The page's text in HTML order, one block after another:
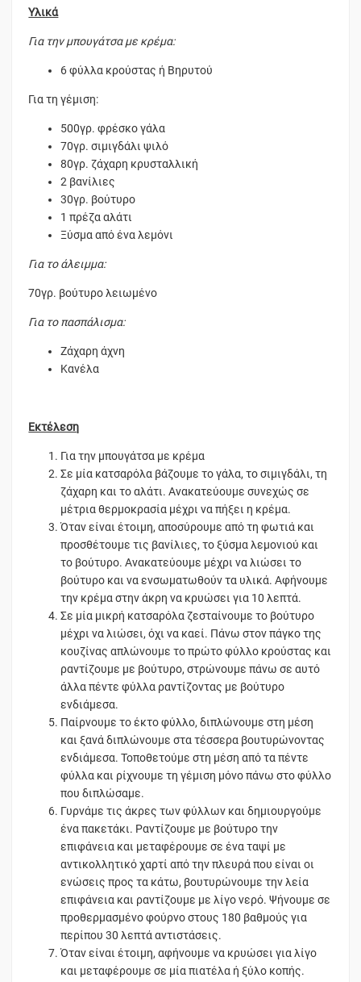
Υλικά
Για την μπουγάτσα με κρέμα:
6 φύλλα κρούστας ή Βηρυτού
Για τη γέμιση:
500γρ. φρέσκο γάλα
70γρ. σιμιγδάλι ψιλό
80γρ. ζάχαρη κρυσταλλική
2 βανίλιες
30γρ. βούτυρο
1 πρέζα αλάτι
Ξύσμα από ένα λεμόνι
Για το άλειμμα:
70γρ. βούτυρο λειωμένο
Για το πασπάλισμα:
Ζάχαρη άχνη
Κανέλα
Εκτέλεση
Για την μπουγάτσα με κρέμα
Σε μία κατσαρόλα βάζουμε το γάλα, το σιμιγδάλι, τη
ζάχαρη και το αλάτι. Ανακατεύουμε συνεχώς σε
μέτρια θερμοκρασία μέχρι να πήξει η κρέμα.
Όταν είναι έτοιμη, αποσύρουμε από τη φωτιά και
προσθέτουμε τις βανίλιες, το ξύσμα λεμονιού και
το βούτυρο. Ανακατεύουμε μέχρι να λιώσει το
βούτυρο και να ενσωματωθούν τα υλικά. Αφήνουμε
την κρέμα στην άκρη να κρυώσει για 10 λεπτά.
Σε μία μικρή κατσαρόλα ζεσταίνουμε το βούτυρο
μέχρι να λιώσει, όχι να καεί. Πάνω στον πάγκο της
κουζίνας απλώνουμε το πρώτο φύλλο κρούστας και
ραντίζουμε με βούτυρο, στρώνουμε πάνω σε αυτό
άλλα πέντε φύλλα ραντίζοντας με βούτυρο
ενδιάμεσα.
Παίρνουμε το έκτο φύλλο, διπλώνουμε στη μέση
και ξανά διπλώνουμε στα τέσσερα βουτυρώνοντας
ενδιάμεσα. Τοποθετούμε στη μέση από τα πέντε
φύλλα και ρίχνουμε τη γέμιση μόνο πάνω στο φύλλο
που διπλώσαμε.
Γυρνάμε τις άκρες των φύλλων και δημιουργούμε
ένα πακετάκι. Ραντίζουμε με βούτυρο την
επιφάνεια και μεταφέρουμε σε ένα ταψί με
αντικολλητικό χαρτί από την πλευρά που είναι οι
ενώσεις προς τα κάτω, βουτυρώνουμε την λεία
επιφάνεια και ραντίζουμε με λίγο νερό. Ψήνουμε σε
προθερμασμένο φούρνο στους 180 βαθμούς για
περίπου 30 λεπτά αντιστάσεις.
Όταν είναι έτοιμη, αφήνουμε να κρυώσει για λίγο
και μεταφέρουμε σε μία πιατέλα ή ξύλο κοπής.